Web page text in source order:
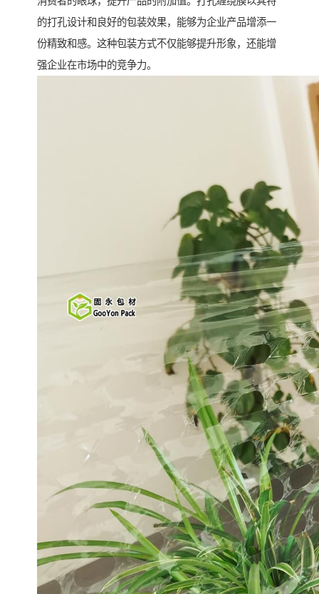
的打孔设计和良好的包装效果，能够为企业产品增添一
份精致和感。这种包装方式不仅能够提升形象，还能增
强企业在市场中的竞争力。